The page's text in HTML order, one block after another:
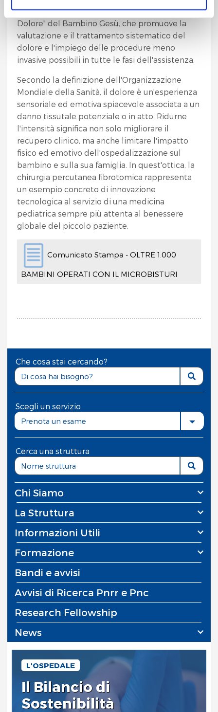
Chiudendo questo banner o utilizzando il pulsante
Rifiuta tutto", invece, verranno utilizzati i soli cookie
tecnici.
inserisce infatti nel progetto "Ospedale Senza
Dolore" del Bambino Gesù, che promuove la
valutazione e il trattamento sistematico del
dolore e l'impiego delle procedure meno
invasive possibili in tutte le fasi dell'assistenza.
Secondo la definizione dell'Organizzazione
Mondiale della Sanità, il dolore è un'esperienza
sensoriale ed emotiva spiacevole associata a un
danno tissutale potenziale o in atto. Ridurne
l'intensità significa non solo migliorare il
recupero clinico, ma anche limitare l'impatto
fisico ed emotivo dell'ospedalizzazione sul
bambino e sulla sua famiglia. In quest'ottica, la
chirurgia percutanea fibrotomica rappresenta
un esempio concreto di innovazione
tecnologica al servizio di una medicina
pediatrica sempre più attenta al benessere
globale del piccolo paziente.
Comunicato Stampa - OLTRE 1.000
BAMBINI OPERATI CON IL MICROBISTURI
Che cosa stai cercando?
Scegli un servizio
Prenota un esame
Cerca una struttura
Chi Siamo
La Struttura
Informazioni Utili
Formazione
Bandi e avvisi
Avvisi di Ricerca Pnrr e Pnc
Research Fellowship
News
L'OSPEDALE
Il Bilancio di
Sostenibilità